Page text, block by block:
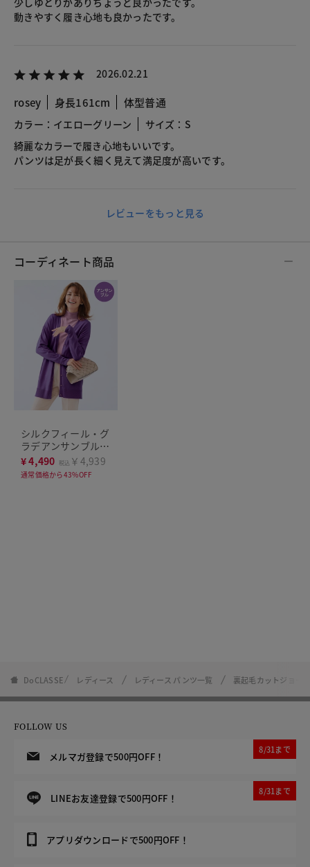
動きやすく履き心地も良かったです。
2026.02.21
rosey 身長161cm 体型普通
カラー：イエローグリーン
サイズ：S
綺麗なカラーで履き心地もいいです。
パンツは足が長く細く見えて満足度が高いです。
レビューをもっと見る
コーディネート商品
シルクフィール・グ
ラデアンサンブルニ
ット
¥4,490 税込 ￥4,939
通常価格から43%OFF
DoCLASSE レディース レディース パンツ一覧 裏起毛カットジョー
FOLLOW US
メルマガ登録で500円OFF！
8/31まで
LINEお友達登録で500円OFF！
8/31まで
アプリダウンロードで500円OFF！